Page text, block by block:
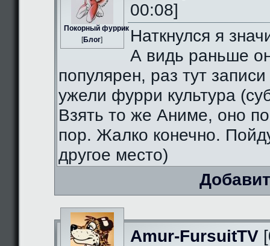
Пoкорный фуррик
[Блог]
00:08]
Наткнулся я
А видь раньше
популярен, раз тут
ужели фурри культура
Взять то же Аниме, оно
пор. Жалко конечно.
другое место)
Amur-FursuitTV